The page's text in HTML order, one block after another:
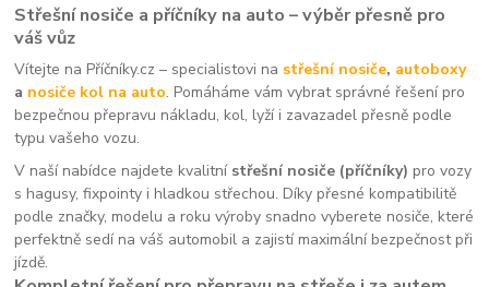
Střešní nosiče a příčníky na auto – výběr přesně pro
váš vůz
Vítejte na Příčníky.cz – specialistovi na střešní nosiče, autoboxy
a nosiče kol na auto. Pomáháme vám vybrat správné řešení pro
bezpečnou přepravu nákladu, kol, lyží i zavazadel přesně podle
typu vašeho vozu.
V naší nabídce najdete kvalitní střešní nosiče (příčníky) pro vozy
s hagusy, fixpointy i hladkou střechou. Díky přesné kompatibilitě
podle značky, modelu a roku výroby snadno vyberete nosiče, které
perfektně sedí na váš automobil a zajistí maximální bezpečnost při
jízdě.